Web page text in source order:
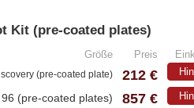
Kit (pre-coated plates)
Größe Preis
(pre-coated plate) 212 €
(pre-coated plates) 857 €